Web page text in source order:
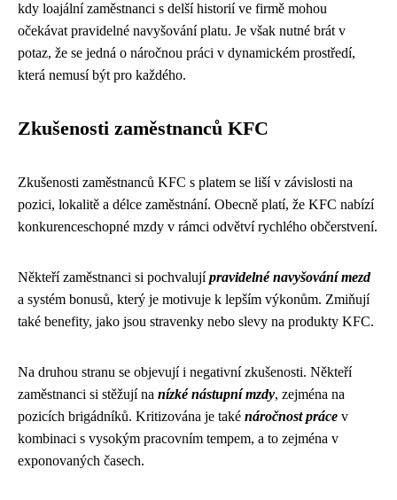
kdy loajální zaměstnanci s delší historií ve firmě mohou
očekávat pravidelné navyšování platu. Je však nutné brát v
potaz, že se jedná o náročnou práci v dynamickém prostředí,
která nemusí být pro každého.
Zkušenosti zaměstnanců KFC
Zkušenosti zaměstnanců KFC s platem se liší v závislosti na
pozici, lokalitě a délce zaměstnání. Obecně platí, že KFC nabízí
konkurenceschopné mzdy v rámci odvětví rychlého občerstvení.
Někteří zaměstnanci si pochvalují pravidelné navyšování mezd
a systém bonusů, který je motivuje k lepším výkonům. Zmiňují
také benefity, jako jsou stravenky nebo slevy na produkty KFC.
Na druhou stranu se objevují i ​​negativní zkušenosti. Někteří
zaměstnanci si stěžují na nízké nástupní mzdy, zejména na
pozicích brigádníků. Kritizována je také náročnost práce v
kombinaci s vysokým pracovním tempem, a to zejména v
exponovaných časech.